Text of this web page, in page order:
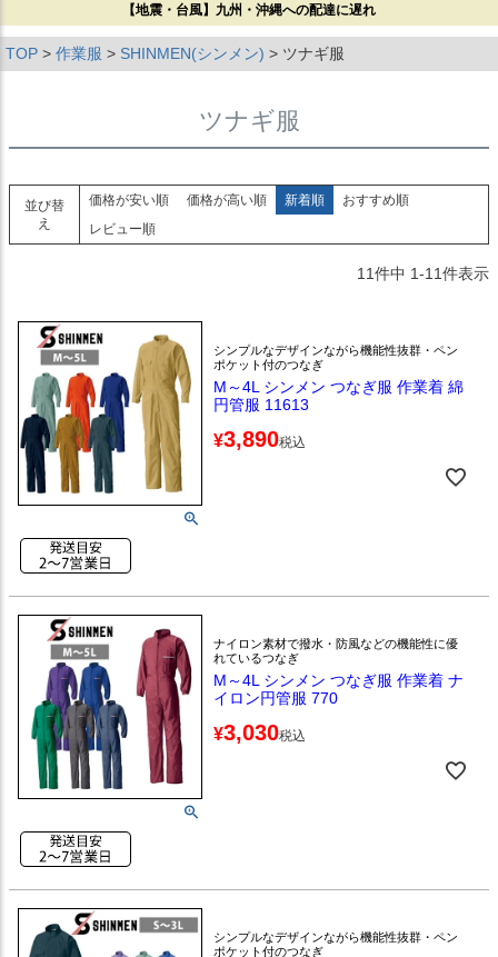
【地震・台風】九州・沖縄への配達に遅れ
TOP 作業服 SHINMEN(シンメン) ツナギ服
ツナギ服
並び替
え
価格が安い順 価格が高い順 新着順
おすすめ順
レビュー順
11件中 1-11件表示
シンプルなデザインながら機能性抜群・ペン
ポケット付のつなぎ
M～4L シンメン つなぎ服 作業着 綿
円管服 11613
¥3,890税込
ナイロン素材で撥水・防風などの機能性に優
れているつなぎ
M～4L シンメン つなぎ服 作業着 ナ
イロン円管服 770
¥3,030税込
シンプルなデザインながら機能性抜群・ペン
ポケット付のつなぎ